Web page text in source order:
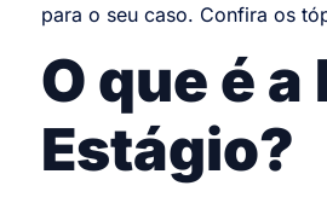
para o seu caso. Confira os
O que é a
Estágio?